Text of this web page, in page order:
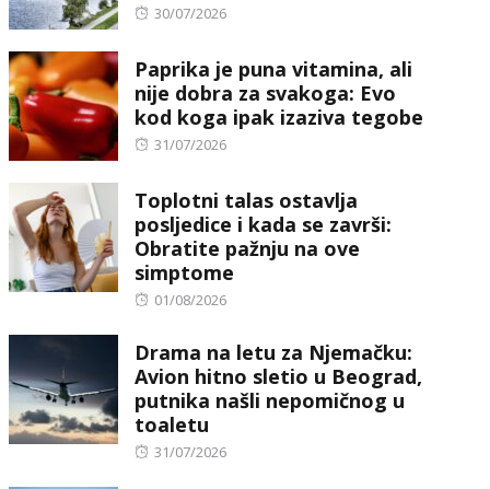
Posted
30/07/2026
Paprika je puna vitamina, ali
nije dobra za svakoga: Evo
kod koga ipak izaziva tegobe
Posted
31/07/2026
Toplotni talas ostavlja
posljedice i kada se završi:
Obratite pažnju na ove
simptome
Posted
01/08/2026
Drama na letu za Njemačku:
Avion hitno sletio u Beograd,
putnika našli nepomičnog u
toaletu
Posted
31/07/2026